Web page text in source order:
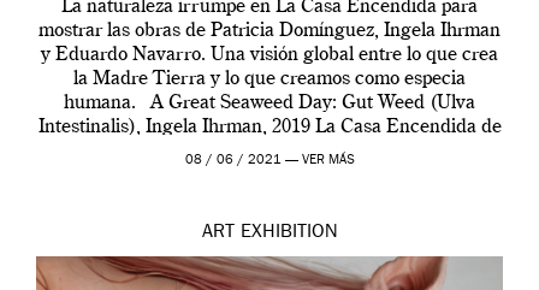
La naturaleza irrumpe en La Casa Encendida para
mostrar las obras de Patricia Domínguez, Ingela Ihrman
y Eduardo Navarro. Una visión global entre lo que crea
la Madre Tierra y lo que creamos como especia
humana. A Great Seaweed Day: Gut Weed (Ulva
Intestinalis), Ingela Ihrman, 2019 La Casa Encendida de
Madrid y la Wellcome […]
08 / 06 / 2021 — VER MÁS
ART EXHIBITION